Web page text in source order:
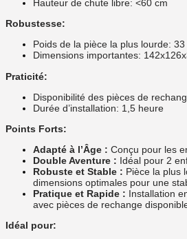
Hauteur de chute libre: <60 cm
Robustesse:
Poids de la pièce la plus lourde: 33
Dimensions importantes:
Praticité:
Disponibilité des pièces de
Durée d’installation: 1,5 heure
Points Forts:
Adapté à l’Âge : Conçu pour les
Double Aventure : Idéal pour 2
Robuste et Stable : Pièce la plus
dimensions optimales pour une
Pratique et Rapide : Installation
avec pièces de rechange
Idéal pour: